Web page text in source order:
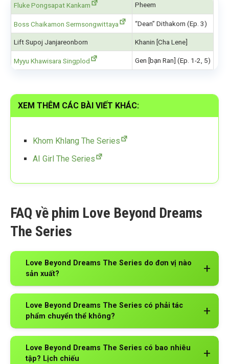
Fluke Pongsapat Kankam Pheem
Boss Chaikamon Sermsongwittaya “Dean” Dithakorn (Ep. 3)
Lift Supoj Janjareonborn Khanin [Cha Lene]
Myyu Khawisara Singplod Gen [bạn Ran] (Ep. 1-2, 5)
XEM THÊM CÁC BÀI VIẾT KHÁC:
Khom Khlang The Series
AI Girl The Series
FAQ về phim Love Beyond Dreams
The Series
Love Beyond Dreams The Series do đơn vị nào
sản xuất?
Love Beyond Dreams The Series có phải tác
phẩm chuyển thể không?
Love Beyond Dreams The Series có bao nhiêu
tập? Lịch chiếu